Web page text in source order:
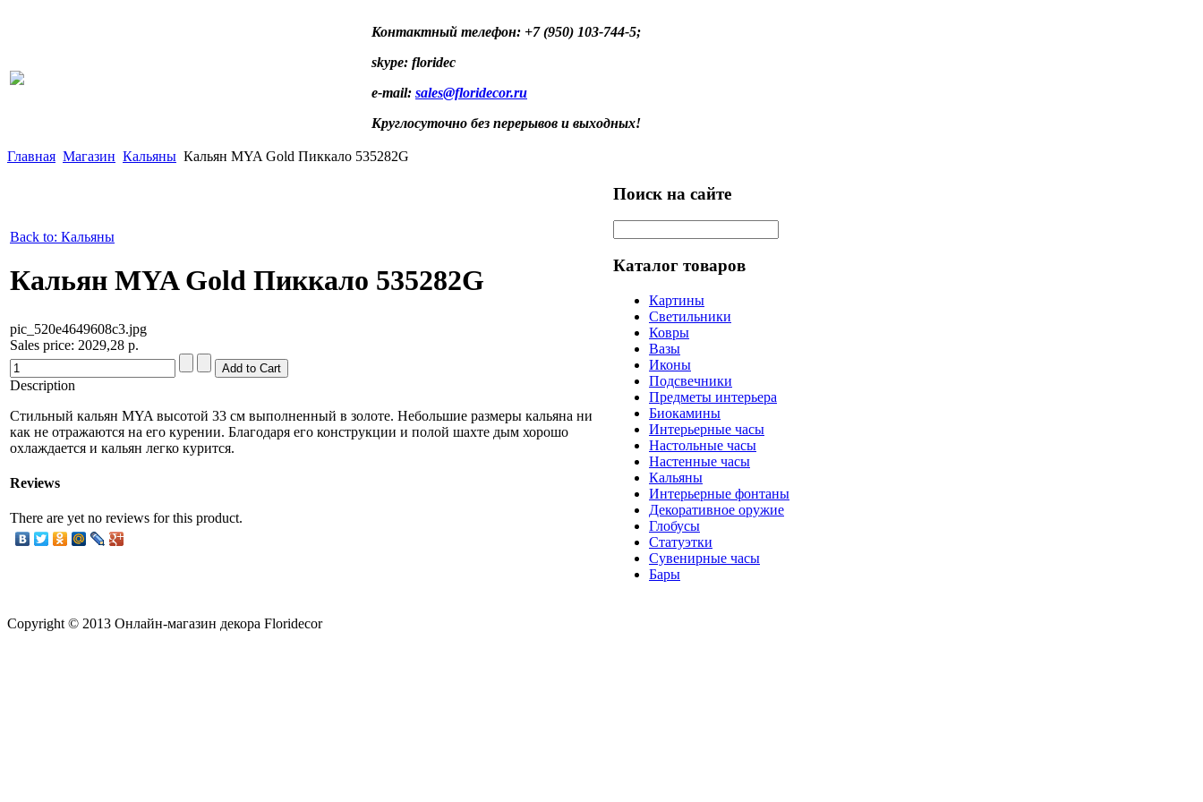
Контактный телефон: +7 (950) 103-744-5;
skype: floridec
e-mail: sales@floridecor.ru
Круглосуточно без перерывов и выходных!
Главная Магазин Кальяны Кальян MYA Gold Пиккало 535282G
Back to: Кальяны
Кальян MYA Gold Пиккало 535282G
pic_520e4649608c3.jpg
Sales price: 2029,28 р.
Description
Стильный кальян MYA высотой 33 см выполненный в золоте. Небольшие размеры кальяна ни
как не отражаются на его курении. Благодаря его конструкции и полой шахте дым хорошо
охлаждается и кальян легко курится.
Reviews
There are yet no reviews for this product.
Поиск на сайте
Каталог товаров
Картины
Светильники
Ковры
Вазы
Иконы
Подсвечники
Предметы интерьера
Биокамины
Интерьерные часы
Настольные часы
Настенные часы
Кальяны
Интерьерные фонтаны
Декоративное оружие
Глобусы
Статуэтки
Сувенирные часы
Бары
Copyright © 2013 Онлайн-магазин декора Floridecor